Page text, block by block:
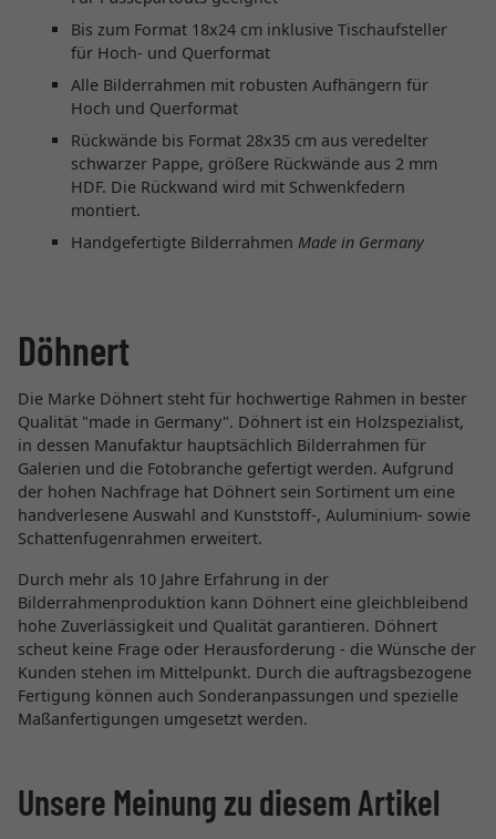
Bis zum Format 18x24 cm inklusive Tischaufsteller
für Hoch- und Querformat
Alle Bilderrahmen mit robusten Aufhängern für
Hoch und Querformat
Rückwände bis Format 28x35 cm aus veredelter
schwarzer Pappe, größere Rückwände aus 2 mm
HDF. Die Rückwand wird mit Schwenkfedern
montiert.
Handgefertigte Bilderrahmen Made in Germany
Döhnert
Die Marke Döhnert steht für hochwertige Rahmen in bester
Qualität "made in Germany". Döhnert ist ein Holzspezialist,
in dessen Manufaktur hauptsächlich Bilderrahmen für
Galerien und die Fotobranche gefertigt werden. Aufgrund
der hohen Nachfrage hat Döhnert sein Sortiment um eine
handverlesene Auswahl and Kunststoff-, Auluminium- sowie
Schattenfugenrahmen erweitert.
Durch mehr als 10 Jahre Erfahrung in der
Bilderrahmenproduktion kann Döhnert eine gleichbleibend
hohe Zuverlässigkeit und Qualität garantieren. Döhnert
scheut keine Frage oder Herausforderung - die Wünsche der
Kunden stehen im Mittelpunkt. Durch die auftragsbezogene
Fertigung können auch Sonderanpassungen und spezielle
Maßanfertigungen umgesetzt werden.
Unsere Meinung zu diesem Artikel